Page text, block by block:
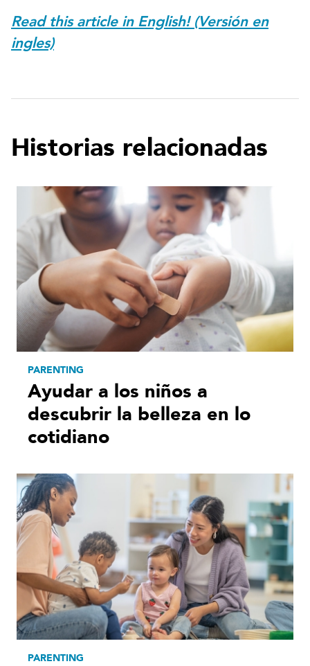
Read this article in English! (Versión en
ingles)
Historias relacionadas
PARENTING
Ayudar a los niños a
descubrir la belleza en lo
cotidiano
PARENTING